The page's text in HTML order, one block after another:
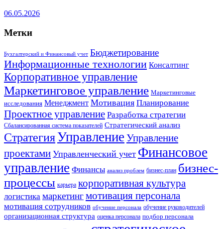
06.05.2026
Метки
Бухгалтерский и Финансовый учет Бюджетирование
Информационные технологии Консалтинг
Корпоративное управление
Маркетинговое управление Маркетинговые
исследования Менеджмент Мотивация Планирование
Проектное управление Разработка стратегии
Сбалансированная система показателей Стратегический анализ
СтратегияУправление Управление
проектами Управленческий учет Финансовое
управление Финансы анализ проблем бизнес-план бизнес-
процессы карьера корпоративная культура
логистика маркетингмотивация персонала
мотивация сотрудников обучение персонала обучение руководителей
организационная структура оценка персонала подбор персонала